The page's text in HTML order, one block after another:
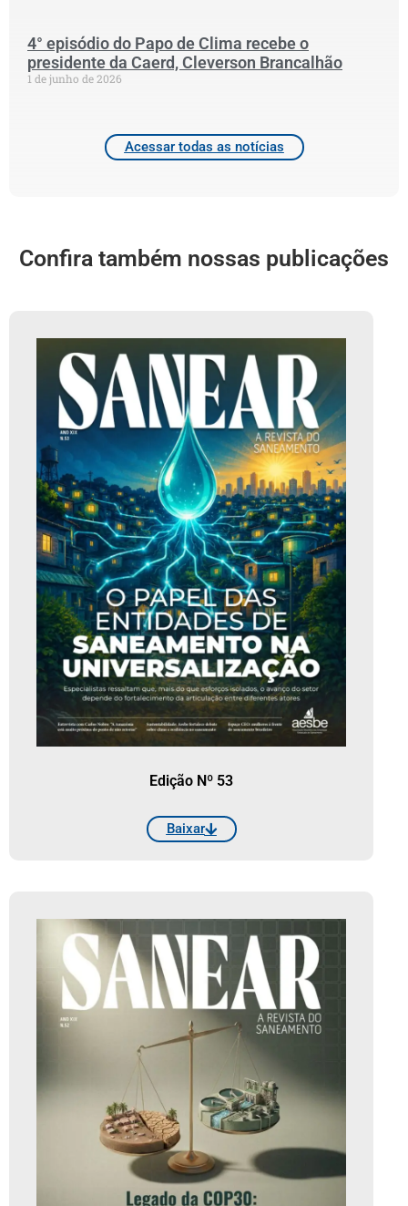
4° episódio do Papo de Clima recebe o
presidente da Caerd, Cleverson Brancalhão
1 de junho de 2026
Acessar todas as notícias
Confira também nossas publicações
Edição Nº 53
Baixar